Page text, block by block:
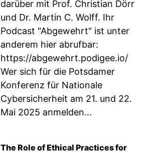
darüber mit Prof. Christian Dörr
und Dr. Martin C. Wolff. Ihr
Podcast "Abgewehrt" ist unter
anderem hier abrufbar:
https://abgewehrt.podigee.io/
Wer sich für die Potsdamer
Konferenz für Nationale
Cybersicherheit am 21. und 22.
Mai 2025 anmelden...
The Role of Ethical Practices for